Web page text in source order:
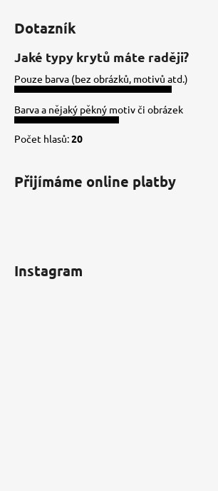
Dotazník
Jaké typy krytů máte raději?
Pouze barva (bez obrázků, motivů atd.)
Barva a nějaký pěkný motiv či obrázek
Počet hlasů:20
Přijímáme online platby
Instagram